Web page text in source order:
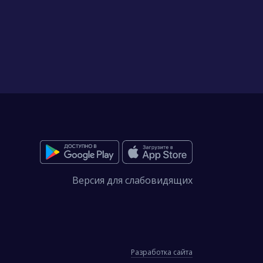
Версия для слабовидящих
Разработка сайта